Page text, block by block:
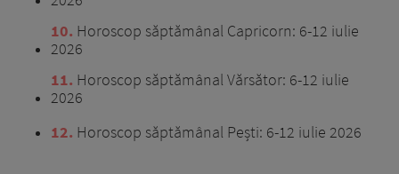
10 Horoscop săptămânal Capricorn: 6-12 iulie
2026
11 Horoscop săptămânal Vărsător: 6-12 iulie
2026
12 Horoscop săptămânal Pești: 6-12 iulie 2026